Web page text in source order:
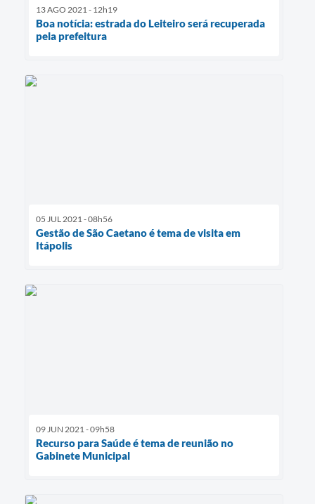
13 AGO 2021 - 12h19
Boa notícia: estrada do Leiteiro será recuperada
pela prefeitura
05 JUL 2021 - 08h56
Gestão de São Caetano é tema de visita em
Itápolis
09 JUN 2021 - 09h58
Recurso para Saúde é tema de reunião no
Gabinete Municipal